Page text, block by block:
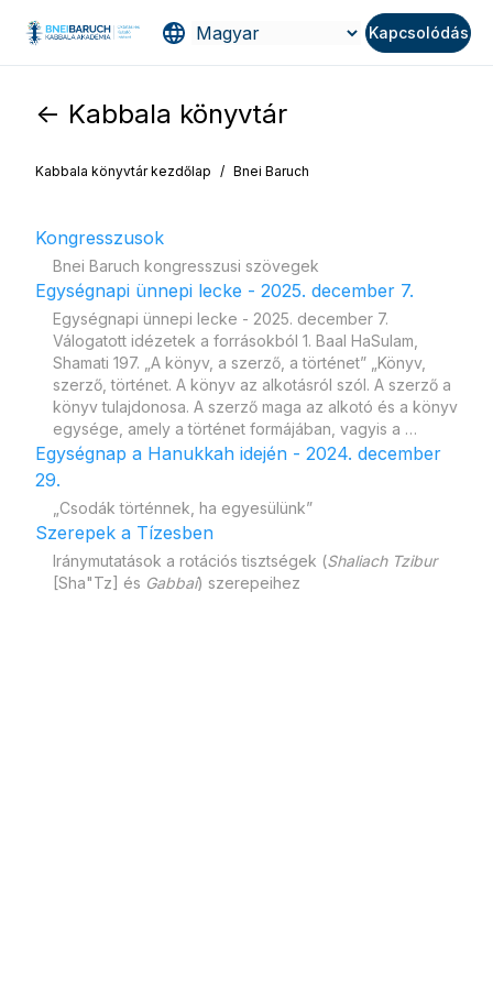
Kapcsolódás
<- Kabbala könyvtár
Kabbala könyvtár kezdőlap / Bnei Baruch
Kongresszusok
Bnei Baruch kongresszusi szövegek
Egységnapi ünnepi lecke - 2025. december 7.
Egységnapi ünnepi lecke - 2025. december 7.
Válogatott idézetek a forrásokból 1. Baal HaSulam,
Shamati 197. „A könyv, a szerző, a történet” „Könyv,
szerző, történet. A könyv az alkotásról szól. A szerző a
könyv tulajdonosa. A szerző maga az alkotó és a könyv
egysége, amely a történet formájában, vagyis a …
Egységnap a Hanukkah idején - 2024. december
29.
„Csodák történnek, ha egyesülünk”
Szerepek a Tízesben
Iránymutatások a rotációs tisztségek (Shaliach Tzibur
[Sha"Tz] és Gabbai) szerepeihez